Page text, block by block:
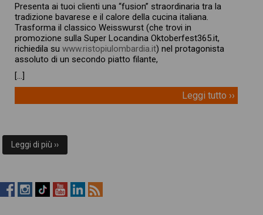
Presenta ai tuoi clienti una “fusion” straordinaria tra la
tradizione bavarese e il calore della cucina italiana.
Trasforma il classico Weisswurst (che trovi in
promozione sulla Super Locandina Oktoberfest365.it,
richiedila suwww.ristopiulombardia.it) nel protagonista
assoluto di un secondo piatto filante,
[…]
Leggi tutto ››
Leggi di più ››
RistopiùNews
RistopiùNews
RistopiùNews
RistopiùNews
RistopiùNews
RSS